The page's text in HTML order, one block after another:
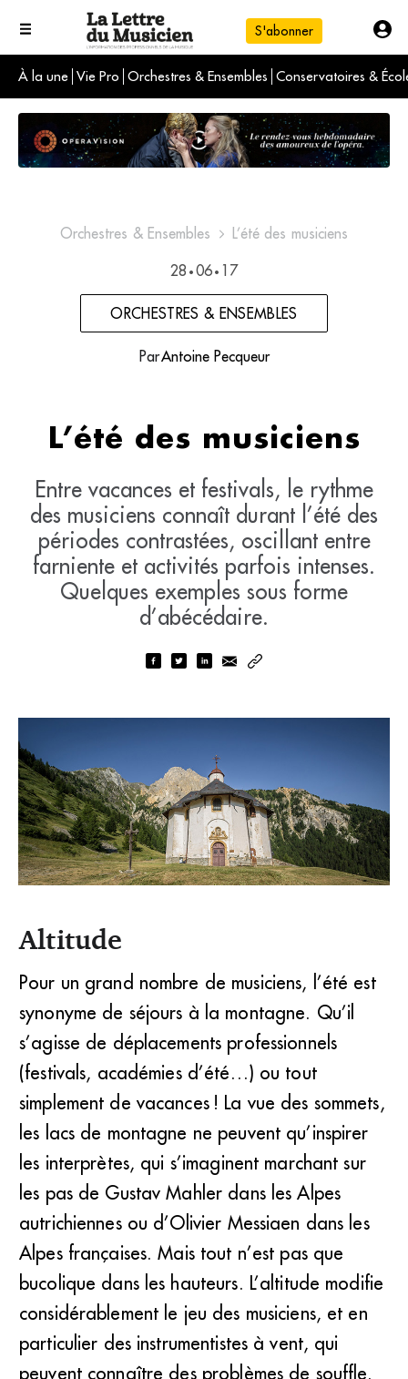
S'abonner
À la une Vie Pro Orchestres & Ensembles Conservatoires &
L'info du jour
Le numéro du mois
International
Orchestres & Ensembles L’été des musiciens
28 • 06 • 17
ORCHESTRES & ENSEMBLES
ParAntoine Pecqueur
L’été des musiciens
Entre vacances et festivals, le rythme
des musiciens connaît durant l’été des
périodes contrastées, oscillant entre
farniente et activités parfois intenses.
Quelques exemples sous forme
d’abécédaire.
Si les lieux de formation (de la station des Arcs à l’île de
Noirmoutier) sont plus attrayants que les salles de
(lesarcs.com)
Altitude
Pour un grand nombre de musiciens, l’été est
synonyme de séjours à la montagne. Qu’il
s’agisse de déplacements professionnels
(festivals, académies d’été…) ou tout
simplement de vacances ! La vue des sommets,
les lacs de montagne ne peuvent qu’inspirer
les interprètes, qui s’imaginent marchant sur
les pas de Gustav Mahler dans les Alpes
autrichiennes ou d’Olivier Messiaen dans les
Alpes françaises. Mais tout n’est pas que
bucolique dans les hauteurs. L’altitude modifie
considérablement le jeu des musiciens, et en
particulier des instrumentistes à vent, qui
peuvent connaître des problèmes de souffle.